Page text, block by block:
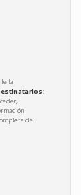
la
:
de